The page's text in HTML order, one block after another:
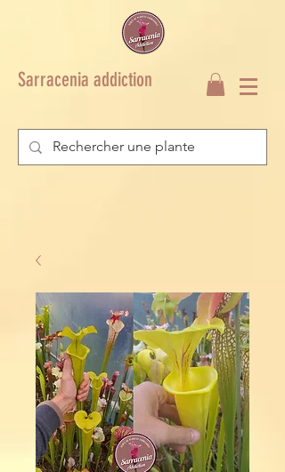
Sarracenia addiction